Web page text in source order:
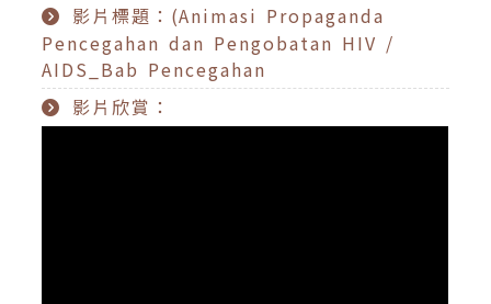
影片標題：(Animasi Propaganda
Pencegahan dan Pengobatan HIV /
AIDS_Bab Pencegahan
影片欣賞：